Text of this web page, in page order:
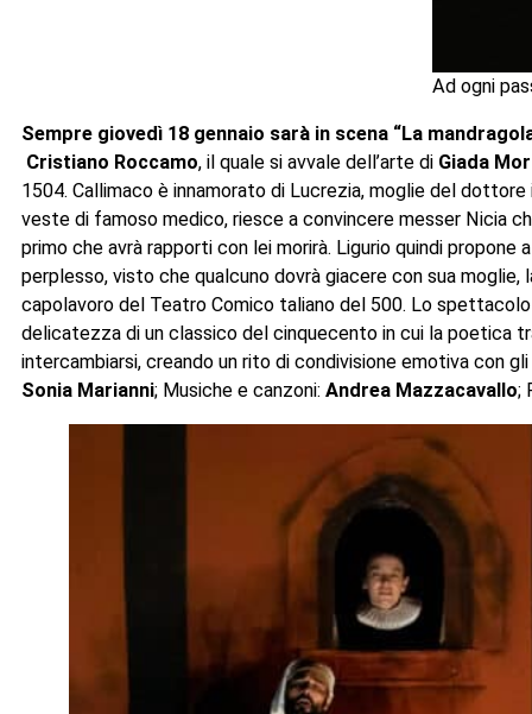
Ad ogni
Sempre giovedì 18 gennaio sarà in scena “La
Cristiano Roccamo, il quale si avvale dell’arte di Giada
1504. Callimaco è innamorato di Lucrezia, moglie del
veste di famoso medico, riesce a convincere messer Nicia
primo che avrà rapporti con lei morirà. Ligurio quindi
perplesso, visto che qualcuno dovrà giacere con sua
capolavoro del Teatro Comico taliano del 500. Lo
delicatezza di un classico del cinquecento in cui la poetica
intercambiarsi, creando un rito di condivisione emotiva con
Sonia Marianni; Musiche e canzoni: Andrea Mazzacavallo;